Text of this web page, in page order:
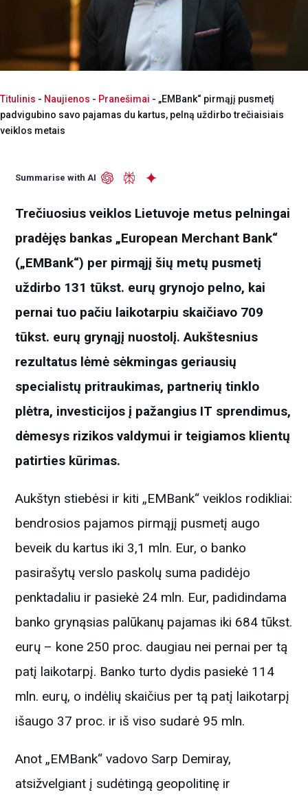
Titulinis - Naujienos - Pranešimai - „EMBank“ pirmąjį pusmetį
padvigubino savo pajamas du kartus, pelną uždirbo trečiaisiais
veiklos metais
Summarise with AI
Trečiuosius veiklos Lietuvoje metus pelningai
pradėjęs bankas „European Merchant Bank“
(„EMBank“) per pirmąjį šių metų pusmetį
uždirbo 131 tūkst. eurų grynojo pelno, kai
pernai tuo pačiu laikotarpiu skaičiavo 709
tūkst. eurų grynąjį nuostolį. Aukštesnius
rezultatus lėmė sėkmingas geriausių
specialistų pritraukimas, partnerių tinklo
plėtra, investicijos į pažangius IT sprendimus,
dėmesys rizikos valdymui ir teigiamos klientų
patirties kūrimas.
Aukštyn stiebėsi ir kiti „EMBank“ veiklos rodikliai:
bendrosios pajamos pirmąjį pusmetį augo
beveik du kartus iki 3,1 mln. Eur, o banko
pasirašytų verslo paskolų suma padidėjo
penktadaliu ir pasiekė 24 mln. Eur, padidindama
banko grynąsias palūkanų pajamas iki 684 tūkst.
eurų – kone 250 proc. daugiau nei pernai per tą
patį laikotarpį. Banko turto dydis pasiekė 114
mln. eurų, o indėlių skaičius per tą patį laikotarpį
išaugo 37 proc. ir iš viso sudarė 95 mln.
Anot „EMBank“ vadovo Sarp Demiray,
atsižvelgiant į sudėtingą geopolitinę ir